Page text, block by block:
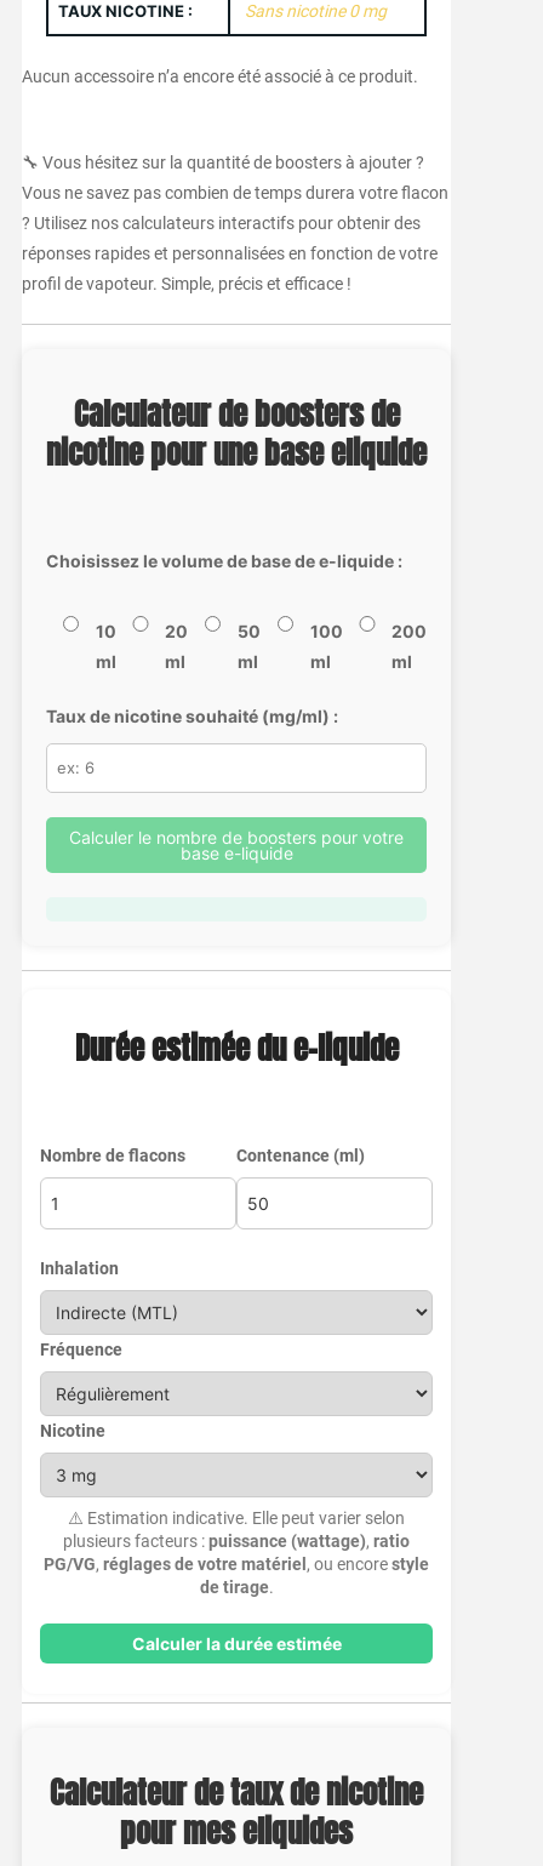
TAUX NICOTINE : Sans nicotine 0 mg
Aucun accessoire n’a encore été associé à ce produit.
🔧 Vous hésitez sur la quantité de boosters à ajouter ?
Vous ne savez pas combien de temps durera votre flacon
? Utilisez nos calculateurs interactifs pour obtenir des
réponses rapides et personnalisées en fonction de votre
profil de vapoteur. Simple, précis et efficace !
Calculateur de boosters de
nicotine pour une base eliquide
Choisissez le volume de base de e-liquide :
10
ml
20
ml
50
ml
100
ml
200
ml
Taux de nicotine souhaité (mg/ml) :
Calculer le nombre de boosters pour votre
base e-liquide
Durée estimée du e-liquide
Nombre de flacons Contenance (ml)
Inhalation
Fréquence
Nicotine
⚠️ Estimation indicative. Elle peut varier selon
plusieurs facteurs :puissance (wattage),ratio
PG/VG,réglages de votre matériel , ou encorestyle
de tirage.
Calculer la durée estimée
Calculateur de taux de nicotine
pour mes eliquides